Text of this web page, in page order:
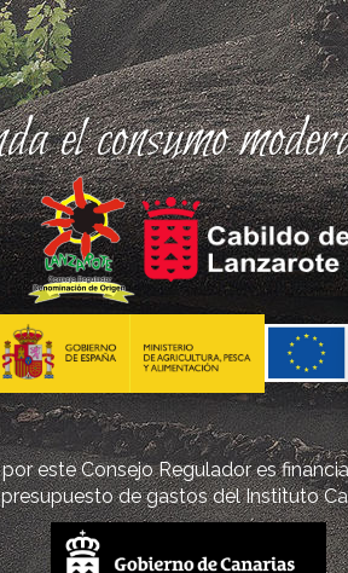
el consumo
este Consejo Regulador es
de gastos del Instituto